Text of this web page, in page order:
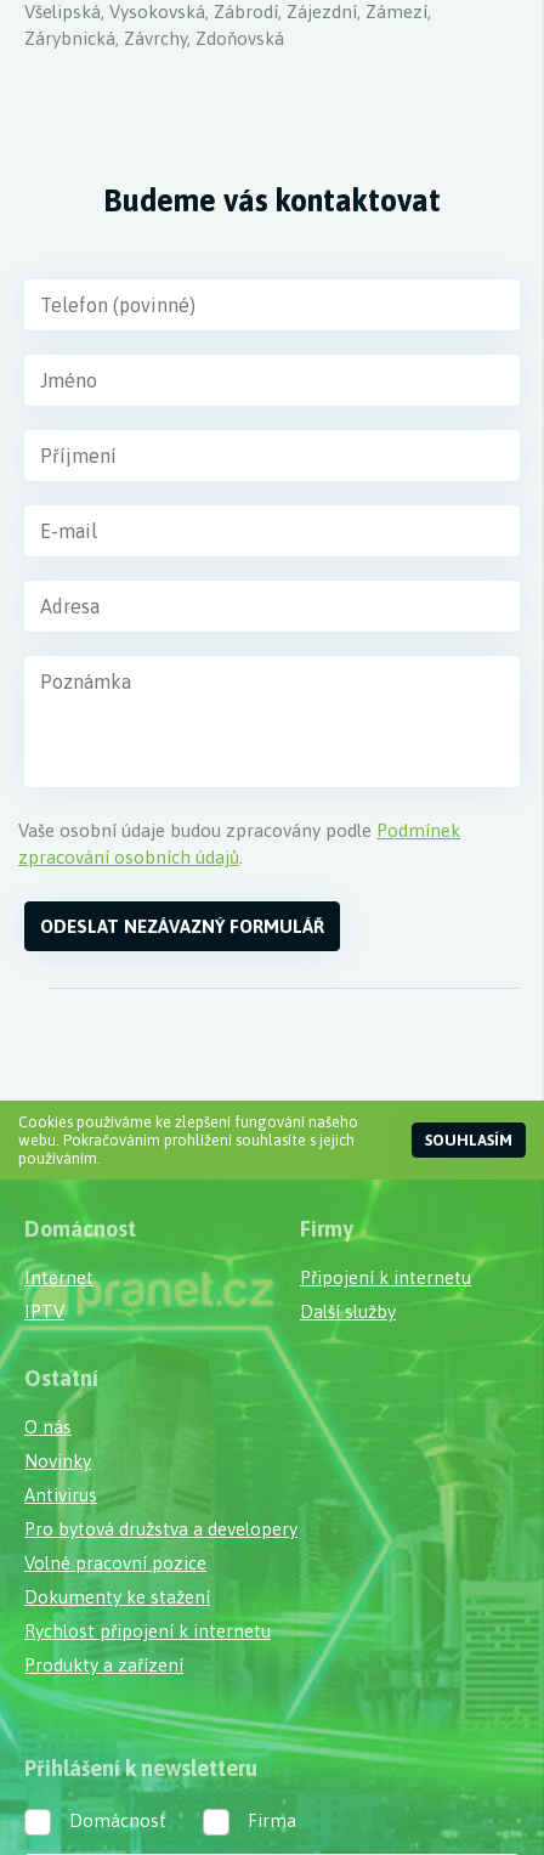
Všelipská, Vysokovská, Zábrodí, Zájezdní, Zámezí,
Zárybnická, Závrchy, Zdoňovská
Budeme vás kontaktovat
Vaše osobní údaje budou zpracovány podle Podmínek
zpracování osobních údajů
ODESLAT NEZÁVAZNÝ FORMULÁŘ
Cookies používáme ke zlepšení fungování našeho
webu. Pokračováním prohlížení souhlasíte s jejich
používáním.
SOUHLASÍM
Domácnost
Internet
IPTV
Firmy
Připojení k internetu
Další služby
Ostatní
O nás
Novinky
Antivirus
Pro bytová družstva a developery
Volné pracovní pozice
Dokumenty ke stažení
Rychlost připojení k internetu
Produkty a zařízení
Přihlášení k newsletteru
Domácnost Firma